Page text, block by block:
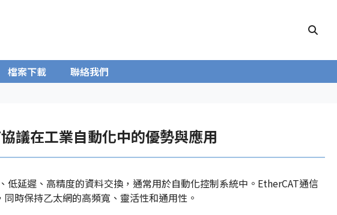
檔案下載 聯絡我們
議在工業自動化中的優勢與應用
延遲、高精度的資料交換，通常用於自動化控制系統中。EtherCAT通信
時保持乙太網的高頻寬、靈活性和通用性。